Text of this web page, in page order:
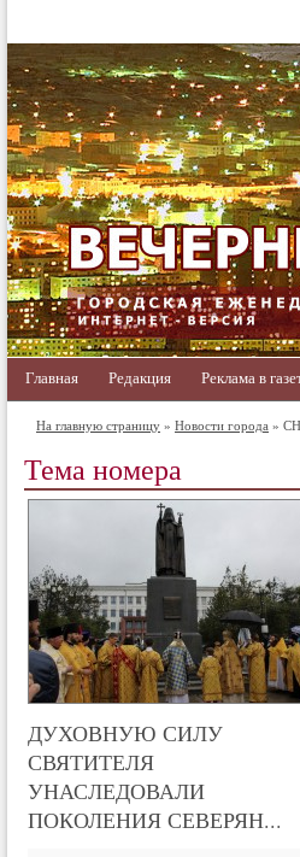
Главная Редакция Реклама в
На главную страницу » Новости города »
Тема номера
ДУХОВНУЮ СИЛУ
СВЯТИТЕЛЯ
УНАСЛЕДОВАЛИ
ПОКОЛЕНИЯ СЕВЕРЯН...